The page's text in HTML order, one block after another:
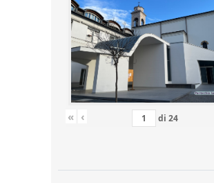
« ‹ di 24